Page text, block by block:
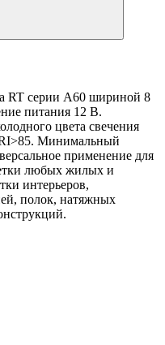
RT серии A60 шириной 8
питания 12 В.
цвета свечения
Минимальный
применение для
любых жилых и
интерьеров,
полок, натяжных